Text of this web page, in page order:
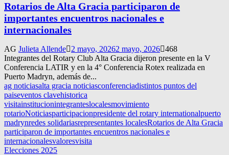
Rotarios de Alta Gracia participaron de
importantes encuentros nacionales e
internacionales
AG Julieta Allende 2 mayo, 20262 mayo, 2026 468
Integrantes del Rotary Club Alta Gracia dijeron presente en la V
Conferencia LATIR y en la 4° Conferencia Rotex realizada en
Puerto Madryn, además de...
ag noticiasalta gracia noticiasconferenciadistintos puntos del
paiseventos clavehistorica
visitainstitucionintegranteslocalesmovimiento
rotarioNoticiasparticipacionpresidente del rotary internationalpuerto
madrynredes solidariasrepresentantes localesRotarios de Alta Gracia
participaron de importantes encuentros nacionales e
internacionalesvaloresvisita
Elecciones 2025